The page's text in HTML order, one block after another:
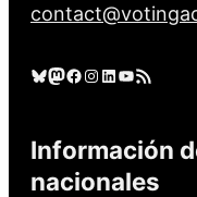
Cielo azul Mastodonte Facebook Instagram LinkedIn YouTube Feed RSS
Información
nacionales